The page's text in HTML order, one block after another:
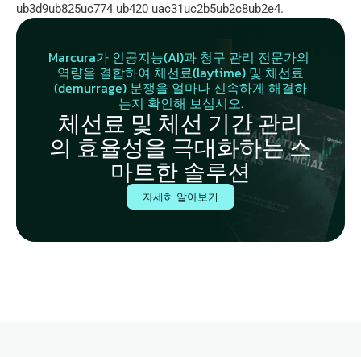
ub3d9ub825uc774 ub420 uac31uc2b5ub2c8ub2e4.
Marcura가 인공지능(AI)과 청구 관리 전문가의
역량을 결합하여 체선료(laytime) 및 체선료
(demurrage) 분쟁을 얼마나 신속하게 해결하
는지 확인해 보십시오.
체선료 및 체선 기간 관리
의 효율성을 극대화하는 스
마트한 솔루션
자세히 알아보기